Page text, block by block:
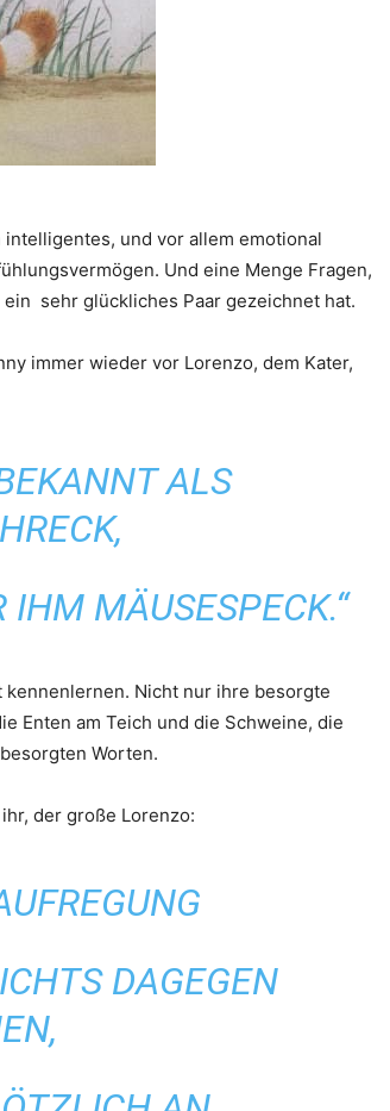
und vor allem emotional
Und eine Menge Fragen,
sehr glückliches Paar gezeichnet hat.
immer wieder vor Lorenzo, dem Kater,
ALS
MÄUSESPECK.“
Nicht nur ihre besorgte
Enten am Teich und die Schweine, die
Worten.
der große Lorenzo:
DAGEGEN